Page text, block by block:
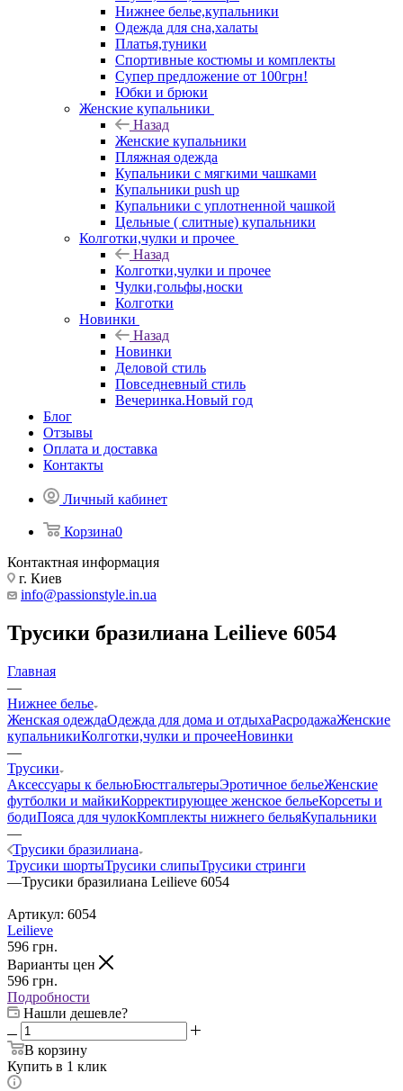
Нижнее белье,купальники
Одежда для сна,халаты
Платья,туники
Спортивные костюмы и комплекты
Супер предложение от 100грн!
Юбки и брюки
Женские купальники
Назад
Женские купальники
Пляжная одежда
Купальники с мягкими чашками
Купальники push up
Купальники с уплотненной чашкой
Цельные ( слитные) купальники
Колготки,чулки и прочее
Назад
Колготки,чулки и прочее
Чулки,гольфы,носки
Колготки
Новинки
Назад
Новинки
Деловой стиль
Повседневный стиль
Вечеринка.Новый год
Блог
Отзывы
Оплата и доставка
Контакты
Личный кабинет
Корзина0
Контактная информация
г. Киев
info@passionstyle.in.ua
Трусики бразилиана Leilieve 6054
Главная
—
Нижнее белье
Женская одеждаОдежда для дома и отдыхаРасродажаЖенские
купальникиКолготки,чулки и прочееНовинки
—
Трусики
Аксессуары к бельюБюстгальтерыЭротичное бельеЖенские
футболки и майкиКорректирующее женское бельеКорсеты и
бодиПояса для чулокКомплекты нижнего бельяКупальники
—
Трусики бразилиана
Трусики шортыТрусики слипыТрусики стринги
—Трусики бразилиана Leilieve 6054
Артикул: 6054
Leilieve
596 грн.
Варианты цен
596 грн.
Подробности
Нашли дешевле?
В корзину
Купить в 1 клик